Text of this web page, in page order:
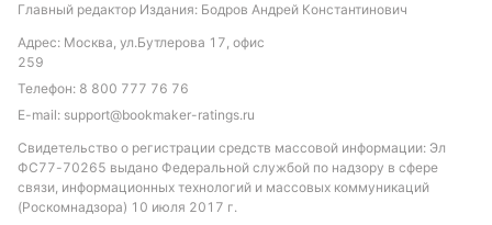
Андрей Фоменко
Редактор отдела ставок и прогнозов «РБ»
специализация: французский футбол
Подписаться
Главный редактор Издания: Бодров Андрей Константинович
Адрес: Москва, ул.Бутлерова 17, офис
259
Телефон: 8 800 777 76 76
E-mail: support@bookmaker-ratings.ru
Свидетельство о регистрации средств массовой информации: Эл
ФС77-70265 выдано Федеральной службой по надзору в сфере
связи, информационных технологий и массовых коммуникаций
(Роскомнадзора) 10 июля 2017 г.